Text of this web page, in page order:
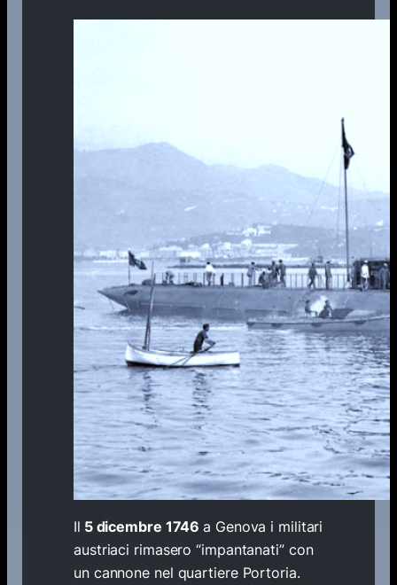
Il 5 dicembre 1746 a Genova i militari
austriaci rimasero “impantanati” con
un cannone nel quartiere Portoria.